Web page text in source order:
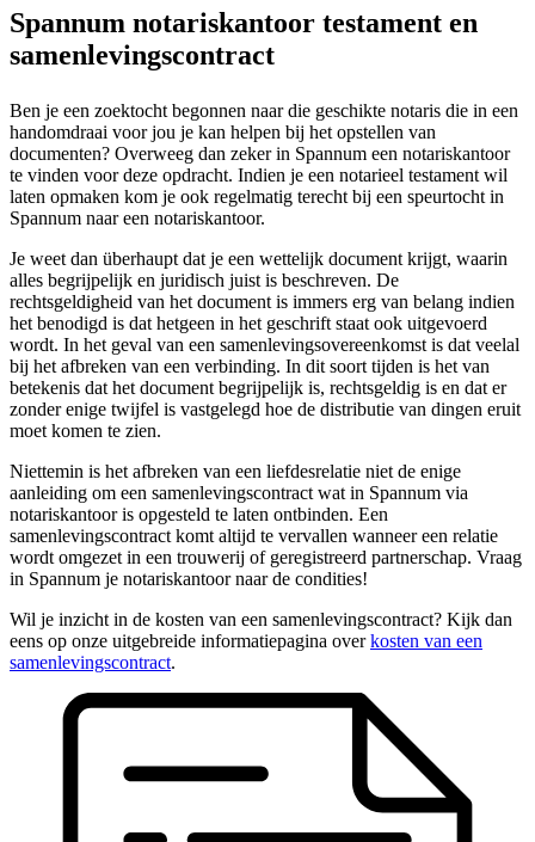
Spannum notariskantoor testament en
samenlevingscontract
Ben je een zoektocht begonnen naar die geschikte notaris die in een
handomdraai voor jou je kan helpen bij het opstellen van
documenten? Overweeg dan zeker in Spannum een notariskantoor
te vinden voor deze opdracht. Indien je een notarieel testament wil
laten opmaken kom je ook regelmatig terecht bij een speurtocht in
Spannum naar een notariskantoor.
Je weet dan überhaupt dat je een wettelijk document krijgt, waarin
alles begrijpelijk en juridisch juist is beschreven. De
rechtsgeldigheid van het document is immers erg van belang indien
het benodigd is dat hetgeen in het geschrift staat ook uitgevoerd
wordt. In het geval van een samenlevingsovereenkomst is dat veelal
bij het afbreken van een verbinding. In dit soort tijden is het van
betekenis dat het document begrijpelijk is, rechtsgeldig is en dat er
zonder enige twijfel is vastgelegd hoe de distributie van dingen eruit
moet komen te zien.
Niettemin is het afbreken van een liefdesrelatie niet de enige
aanleiding om een samenlevingscontract wat in Spannum via
notariskantoor is opgesteld te laten ontbinden. Een
samenlevingscontract komt altijd te vervallen wanneer een relatie
wordt omgezet in een trouwerij of geregistreerd partnerschap. Vraag
in Spannum je notariskantoor naar de condities!
Wil je inzicht in de kosten van een samenlevingscontract? Kijk dan
eens op onze uitgebreide informatiepagina overkosten van een
samenlevingscontract.